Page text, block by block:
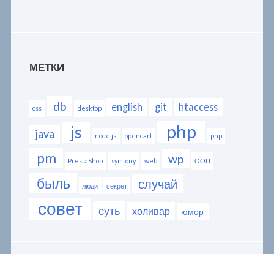
МЕТКИ
css db desktop english git htaccess
java js node.js opencart php php
pm PrestaShop symfony web wp ООП
быль люди секрет случай
совет суть холивар юмор